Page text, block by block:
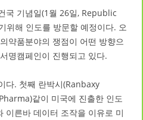
국 기념일(1월 26일, Republic
위해 인도를 방문할 예정이다. 오
약품분야의 쟁점이 어떤 방향으
명캠페인이 진행되고 있다.
다. 첫째 란박시(Ranbaxy
같이 미국에 진출한 인도
이른바 데이터 조작을 이유로 미